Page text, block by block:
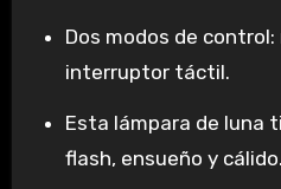
Dos modos de
interruptor táctil.
Esta lámpara de luna
flash, ensueño y cálido.